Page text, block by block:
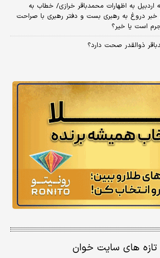
اردبیل به اظهارات محمدباقر خرازی/ خطاب به
دروغ به رهبری بست و دفتر رهبری با صراحت
جرم است یا خیر؟
ذوالقدر صحت دارد؟
تازه های سایت خوان